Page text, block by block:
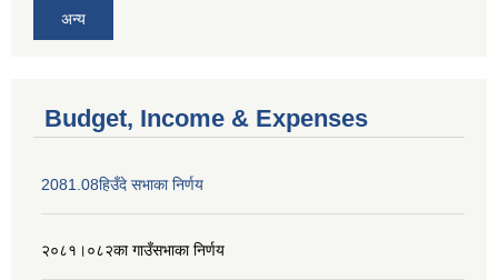
अन्य
Budget, Income & Expenses
2081.08हिउँदे सभाका निर्णय
२०८१।०८२का गाउँसभाका निर्णय